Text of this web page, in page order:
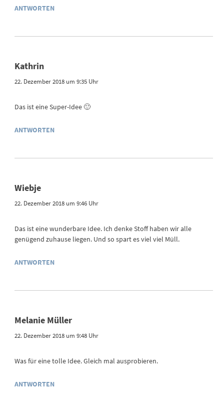
ANTWORTEN
Kathrin
22. Dezember 2018 um 9:35 Uhr
Das ist eine Super-Idee 🙂
ANTWORTEN
Wiebje
22. Dezember 2018 um 9:46 Uhr
Das ist eine wunderbare Idee. Ich denke Stoff haben wir alle
genügend zuhause liegen. Und so spart es viel viel Müll.
ANTWORTEN
Melanie Müller
22. Dezember 2018 um 9:48 Uhr
Was für eine tolle Idee. Gleich mal ausprobieren.
ANTWORTEN